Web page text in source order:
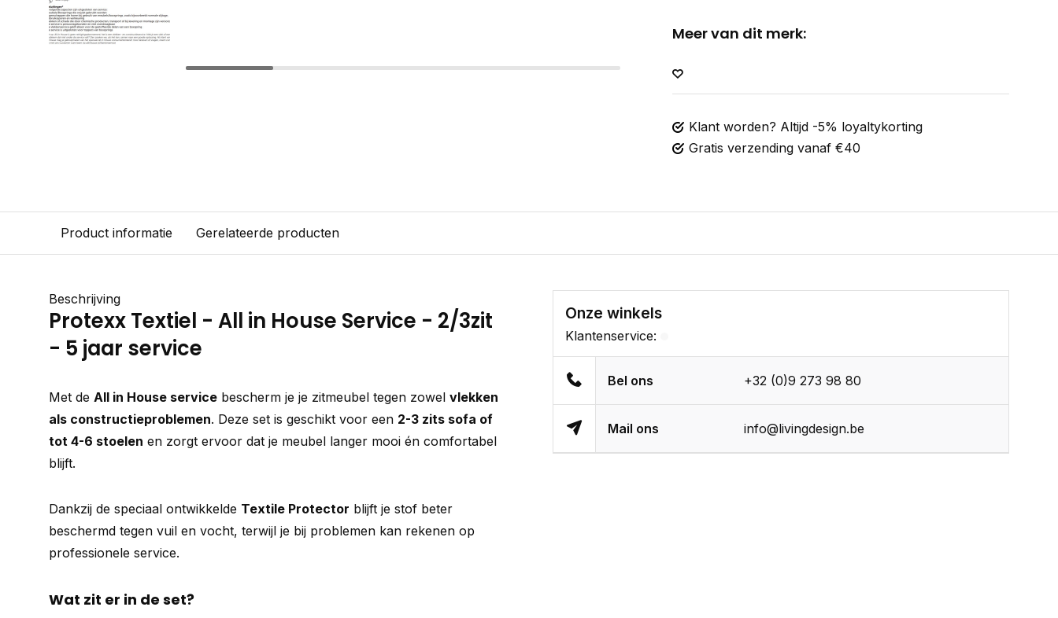
Meer van dit merk:
Klant worden? Altijd -5% loyaltykorting
Gratis verzending vanaf €40
Product informatie Gerelateerde producten
Beschrijving
Protexx Textiel - All in House Service - 2/3zit
- 5 jaar service
Met de All in House service bescherm je je zitmeubel tegen zowel vlekken
als constructieproblemen. Deze set is geschikt voor een 2-3 zits sofa of
tot 4-6 stoelen en zorgt ervoor dat je meubel langer mooi én comfortabel
blijft.
Dankzij de speciaal ontwikkelde Textile Protector blijft je stof beter
beschermd tegen vuil en vocht, terwijl je bij problemen kan rekenen op
professionele service.
Wat zit er in de set?
Onze winkels
Klantenservice:
Bel ons +32 (0)9 273 98 80
Mail ons info@livingdesign.be